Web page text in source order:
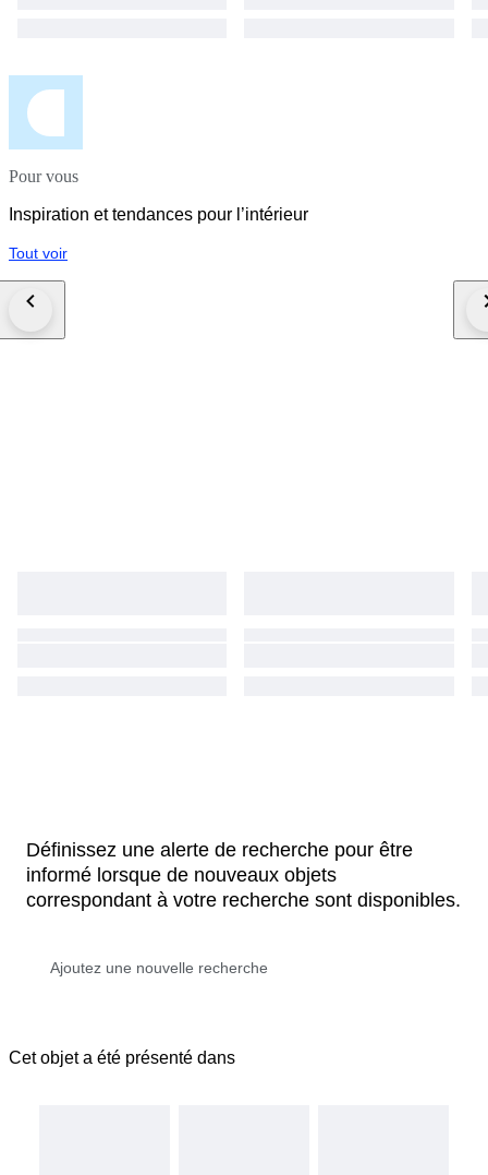
Pour vous
Inspiration et tendances pour l’intérieur
Tout voir
Définissez une alerte de recherche pour être
informé lorsque de nouveaux objets
correspondant à votre recherche sont disponibles.
Cet objet a été présenté dans